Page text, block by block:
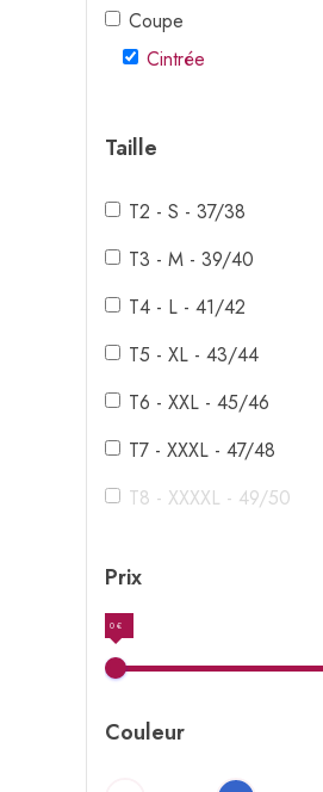
Coupe
Cintrée
Taille
T2 - S - 37/38
T3 - M - 39/40
T4 - L - 41/42
T5 - XL - 43/44
T6 - XXL - 45/46
T7 - XXXL - 47/48
T8 - XXXXL - 49/50
Prix
0 €
Couleur